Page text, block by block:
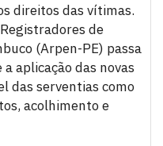
direitos das vítimas.
de
(Arpen-PE) passa
aplicação das novas
das serventias como
acolhimento e